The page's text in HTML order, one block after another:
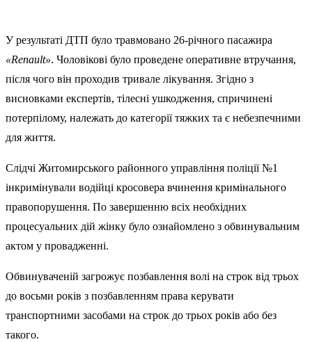
У результаті ДТП було травмовано 26-річного пасажира
«Renault». Чоловікові було проведене оперативне втручання,
після чого він проходив тривале лікування. Згідно з
висновками експертів, тілесні ушкодження, спричинені
потерпілому, належать до категорії тяжких та є небезпечними
для життя.
Слідчі Житомирського районного управління поліції №1
інкримінували водійці кросовера вчинення кримінального
правопорушення. По завершенню всіх необхідних
процесуальних дій жінку було ознайомлено з обвинувальним
актом у провадженні.
Обвинуваченій загрожує позбавлення волі на строк від трьох
до восьми років з позбавленням права керувати
транспортними засобами на строк до трьох років або без
такого.